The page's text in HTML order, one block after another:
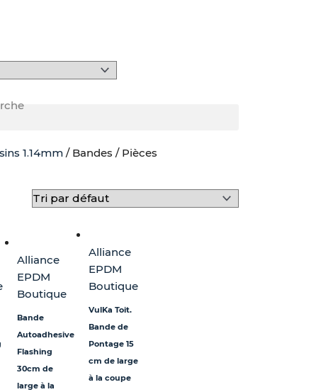
1.14mm / Bandes / Pièces
Alliance
EPDM
Boutique
Bande
Autoadhesive
Flashing
30cm de
large à la
Alliance
EPDM
Boutique
VulKa Toit.
Bande de
Pontage 15
cm de large
à la coupe